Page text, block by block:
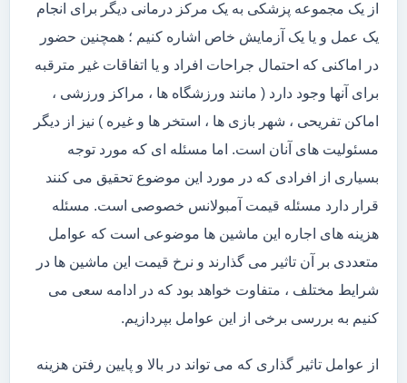
از یک مجموعه پزشکی به یک مرکز درمانی دیگر برای انجام
یک عمل و یا یک آزمایش خاص اشاره کنیم ؛ همچنین حضور
در اماکنی که احتمال جراحات افراد و یا اتفاقات غیر مترقبه
برای آنها وجود دارد ( مانند ورزشگاه ها ، مراکز ورزشی ،
اماکن تفریحی ، شهر بازی ها ، استخر ها و غیره ) نیز از دیگر
مسئولیت های آنان است. اما مسئله ای که مورد توجه
بسیاری از افرادی که در مورد این موضوع تحقیق می کنند
قرار دارد مسئله قیمت آمبولانس خصوصی است. مسئله
هزینه های اجاره این ماشین ها موضوعی است که عوامل
متعددی بر آن تاثیر می گذارند و نرخ قیمت این ماشین ها در
شرایط مختلف ، متفاوت خواهد بود که در ادامه سعی می
کنیم به بررسی برخی از این عوامل بپردازیم.
از عوامل تاثیر گذاری که می تواند در بالا و پایین رفتن هزینه